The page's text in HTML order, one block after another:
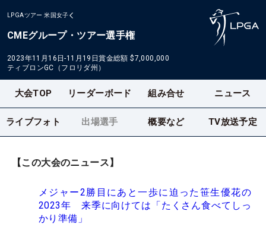
LPGAツアー 米国女子
CMEグループ・ツアー選手権
2023年11月16日-11月19日賞金総額 $7,000,000
ティブロンGC（フロリダ州）
大会TOP リーダーボード 組み合せ ニュース
ライブフォト 出場選手 概要など TV放送予定
【この大会のニュース】
メジャー2勝目にあと一歩に迫った笹生優花の
2023年 来季に向けては「たくさん食べてしっ
かり準備」